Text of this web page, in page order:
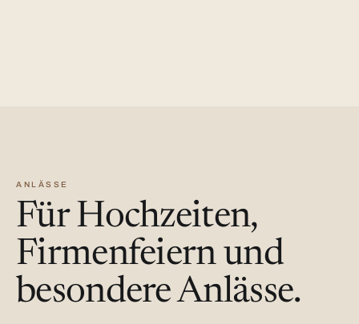
ANLÄSSE
Für Hochzeiten,
Firmenfeiern und
besondere Anlässe.